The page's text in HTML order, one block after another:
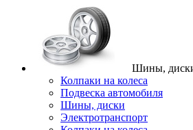
Шины,
Колпаки на колеса
Подвеска автомобиля
Шины, диски
Электротранспорт